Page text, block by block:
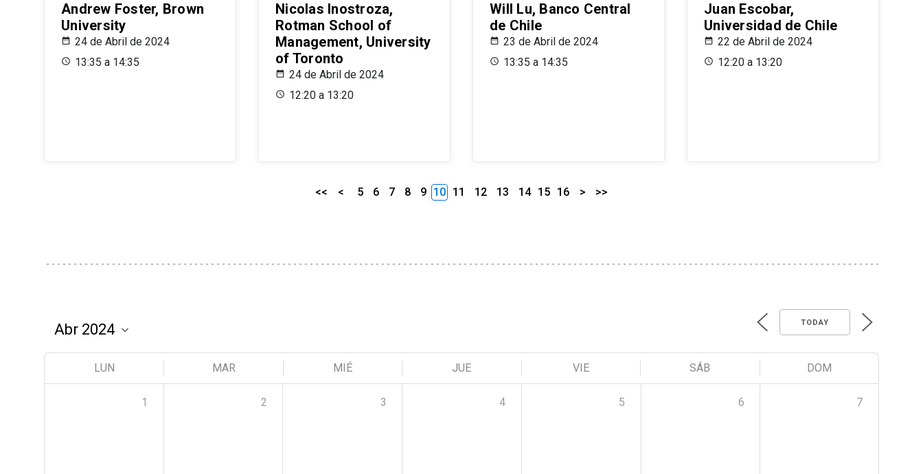
Andrew Foster, Brown
University
24 de Abril de 2024
13:35 a 14:35
Nicolas Inostroza,
Rotman School of
Management, University
of Toronto
24 de Abril de 2024
12:20 a 13:20
Will Lu, Banco Central
de Chile
23 de Abril de 2024
13:35 a 14:35
Juan Escobar,
Universidad de Chile
22 de Abril de 2024
12:20 a 13:20
<< < 5 6 7 8 9 10 11 12 13 14 15 16 > >>
TODAY
LUN MAR MIÉ JUE VIE SÁB DOM
1 2 3 4 5 6 7